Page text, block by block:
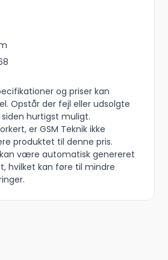
og priser kan
Opstår der fejl eller udsolgte
hurtigst muligt.
er GSM Teknik ikke
produktet til denne pris.
kan være automatisk genereret
hvilket kan føre til mindre